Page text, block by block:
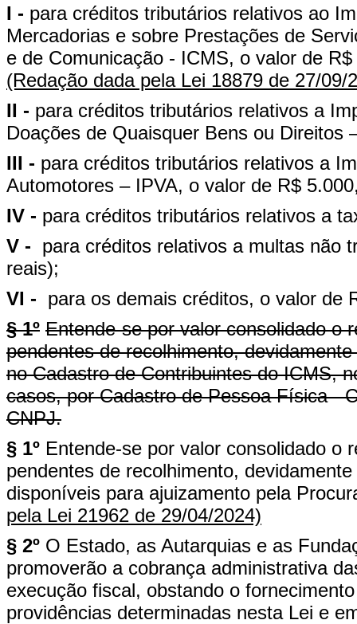
I - para créditos tributários relativos ao
Mercadorias e sobre Prestações de
e de Comunicação - ICMS, o valor de
(Redação dada pela Lei 18879 de 27/09/
II - para créditos tributários relativos a
Doações de Quaisquer Bens ou
III - para créditos tributários relativos a
Automotores – IPVA, o valor de R$
IV - para créditos tributários relativos a
V - para créditos relativos a multas não
reais);
VI - para os demais créditos, o valor de
§ 1º Entende-se por valor consolidado o
pendentes de recolhimento,
no Cadastro de Contribuintes do ICMS,
casos, por Cadastro de Pessoa Física -
CNPJ.
§ 1º Entende-se por valor consolidado o
pendentes de recolhimento,
disponíveis para ajuizamento pela
pela Lei 21962 de 29/04/2024)
§ 2º O Estado, as Autarquias e as
promoverão a cobrança administrativa
execução fiscal, obstando o
providências determinadas nesta Lei e